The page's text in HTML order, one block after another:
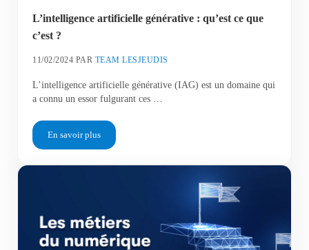
L’intelligence artificielle générative : qu’est ce que
c’est ?
11/02/2024 PAR TEAM LESJEUDIS
L’intelligence artificielle générative (IAG) est un domaine qui
a connu un essor fulgurant ces …
En savoir plusL’intelligence artificielle générative : qu’est ce que c’est ?